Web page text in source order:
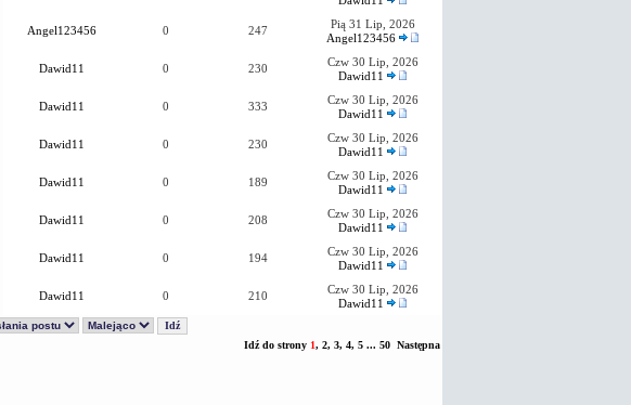
Angel123456 0 247
Pią 31 Lip, 2026
Angel123456
Dawid11 0 230
Czw 30 Lip, 2026
Dawid11
Dawid11 0 333
Czw 30 Lip, 2026
Dawid11
Dawid11 0 230
Czw 30 Lip, 2026
Dawid11
Dawid11 0 189
Czw 30 Lip, 2026
Dawid11
Dawid11 0 208
Czw 30 Lip, 2026
Dawid11
Dawid11 0 194
Czw 30 Lip, 2026
Dawid11
Dawid11 0 210
Czw 30 Lip, 2026
Dawid11
Idź do strony 1, 2, 3, 4, 5... 50 Następna